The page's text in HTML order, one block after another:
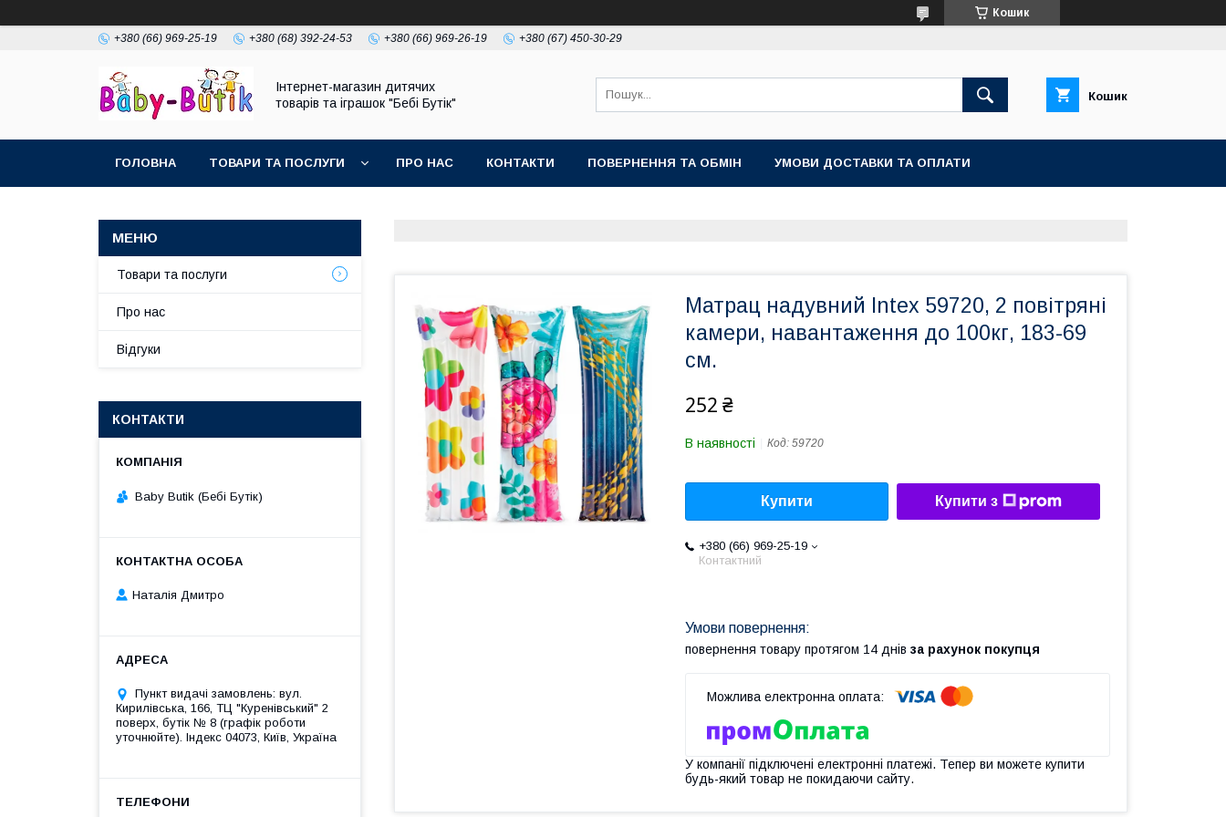
Кошик
+380 (66) 969-25-19 +380 (68) 392-24-53 +380 (66) 969-26-19 +380 (67) 450-30-29
Інтернет-магазин дитячих
товарів та іграшок "Бебі Бутік"
Кошик
ГОЛОВНА ТОВАРИ ТА ПОСЛУГИ ПРО НАС КОНТАКТИ ПОВЕРНЕННЯ ТА ОБМІН УМОВИ ДОСТАВКИ ТА ОПЛАТИ
Матрац надувний Intex 59720, 2 повітряні
камери, навантаження до 100кг, 183-69
см.
252 ₴
В наявності Код: 59720
Купити Купити з
+380 (66) 969-25-19
Контактний
повернення товару протягом 14 днів за рахунок покупця
У компанії підключені електронні платежі. Тепер ви можете купити
будь-який товар не покидаючи сайту.
Товари та послуги
Про нас
Відгуки
КОНТАКТИ
Baby Butik (Бебі Бутік)
Наталія Дмитро
Пункт видачі замовлень: вул.
Кирилівська, 166, ТЦ "Куренівський" 2
поверх, бутік № 8 (графік роботи
уточнюйте). Індекс 04073, Київ, Україна